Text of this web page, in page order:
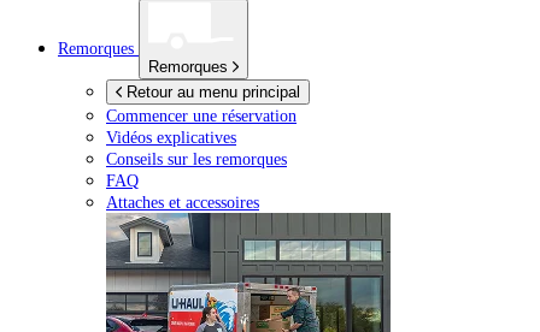
Remorques
Remorques
Retour au menu principal
Commencer une réservation
Vidéos explicatives
Conseils sur les remorques
FAQ
Attaches et accessoires